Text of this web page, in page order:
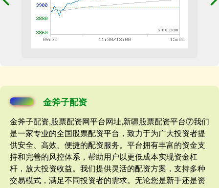
金斧子配资
金斧子配资,股票配资网平台网址,新疆股票配资平台⑦我们
是一家专业的全国股票配资平台，致力于为广大投资者提
供安全、高效、便捷的配资服务。平台拥有丰富的资金支
持和完善的风控体系，帮助用户以更低成本实现资金杠
杆，放大投资收益。我们提供灵活的配资方案，支持多种
交易模式，满足不同投资者的需求。无论您是新手还是资